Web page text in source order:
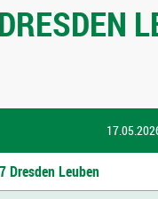
Dresden Leuben